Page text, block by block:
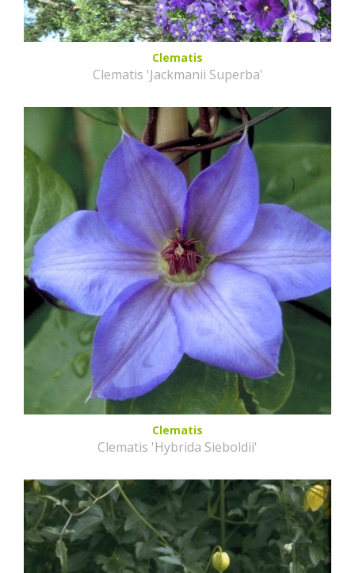
Clematis
Clematis 'Jackmanii Superba'
Clematis
Clematis 'Hybrida Sieboldii'